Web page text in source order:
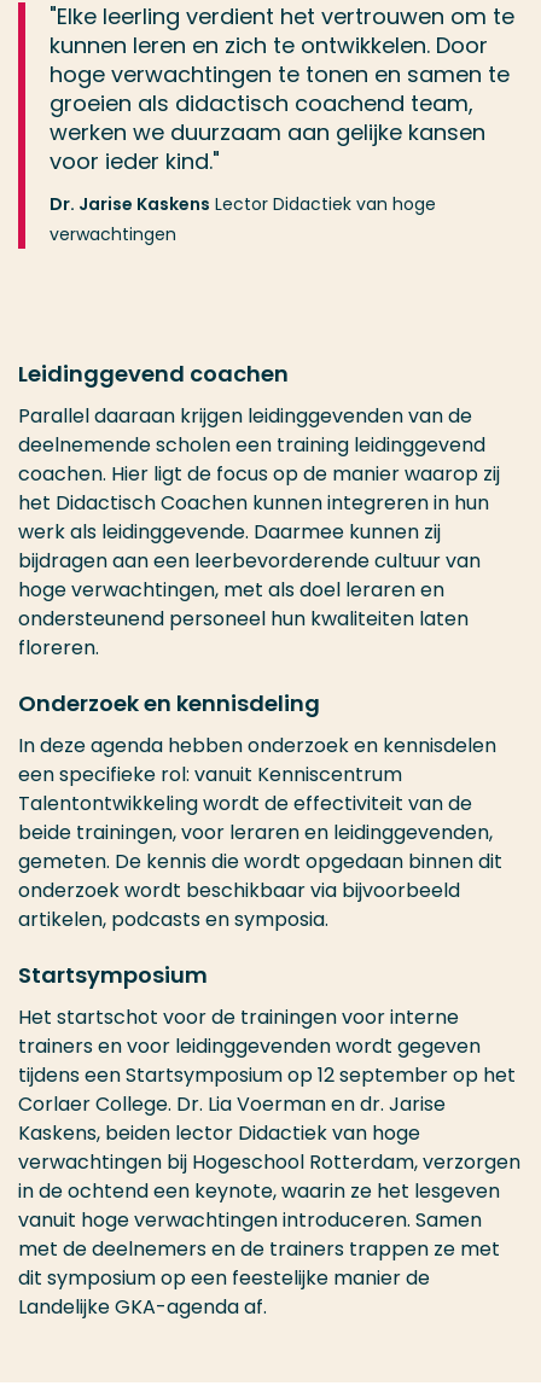
"Elke leerling verdient het vertrouwen om te
kunnen leren en zich te ontwikkelen. Door
hoge verwachtingen te tonen en samen te
groeien als didactisch coachend team,
werken we duurzaam aan gelijke kansen
voor ieder kind."
Dr. Jarise Kaskens Lector Didactiek van hoge
verwachtingen
Leidinggevend coachen
Parallel daaraan krijgen leidinggevenden van de
deelnemende scholen een training leidinggevend
coachen. Hier ligt de focus op de manier waarop zij
het Didactisch Coachen kunnen integreren in hun
werk als leidinggevende. Daarmee kunnen zij
bijdragen aan een leerbevorderende cultuur van
hoge verwachtingen, met als doel leraren en
ondersteunend personeel hun kwaliteiten laten
floreren.
Onderzoek en kennisdeling
In deze agenda hebben onderzoek en kennisdelen
een specifieke rol: vanuit Kenniscentrum
Talentontwikkeling wordt de effectiviteit van de
beide trainingen, voor leraren en leidinggevenden,
gemeten. De kennis die wordt opgedaan binnen dit
onderzoek wordt beschikbaar via bijvoorbeeld
artikelen, podcasts en symposia.
Startsymposium
Het startschot voor de trainingen voor interne
trainers en voor leidinggevenden wordt gegeven
tijdens een Startsymposium op 12 september op het
Corlaer College. Dr. Lia Voerman en dr. Jarise
Kaskens, beiden lector Didactiek van hoge
verwachtingen bij Hogeschool Rotterdam, verzorgen
in de ochtend een keynote, waarin ze het lesgeven
vanuit hoge verwachtingen introduceren. Samen
met de deelnemers en de trainers trappen ze met
dit symposium op een feestelijke manier de
Landelijke GKA-agenda af.